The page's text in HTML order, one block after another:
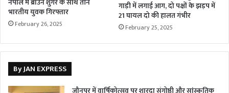
भारतीय युवक गिरफ्तार
February 26, 2025
गाड़ी में लगाई आग, दो पक्षों के झड़प में
21 घायल दो की हालत गंभीर
February 25, 2025
By JAN EXPRESS
जौनपुर में वार्षिकोत्सव पर शारदा संगोष्ठी और सांस्कृतिक